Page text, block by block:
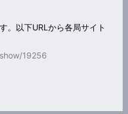
。以下URLから各局サイト
19256